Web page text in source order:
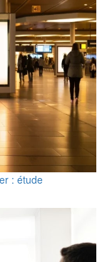
: étude